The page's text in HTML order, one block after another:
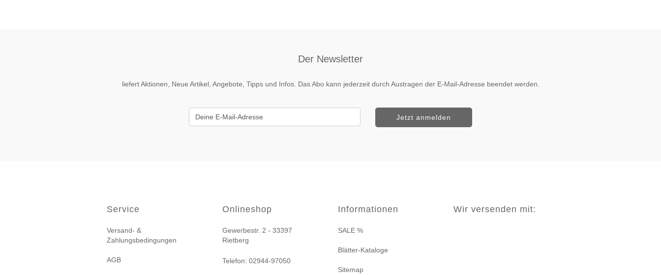
Der Newsletter
liefert Aktionen, Neue Artikel, Angebote, Tipps und Infos. Das Abo kann jederzeit durch Austragen der E-Mail-Adresse beendet werden.
Service
Versand- &
Zahlungsbedingungen
AGB
Onlineshop
Gewerbestr. 2 - 33397
Rietberg
Telefon: 02944-97050
Informationen
SALE %
Blätter-Kataloge
Sitemap
Wir versenden mit: